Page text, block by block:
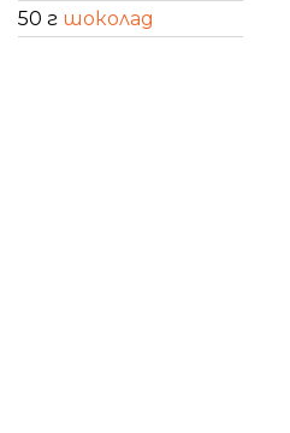
50 г шоколад